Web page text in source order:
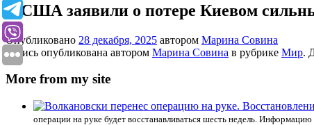
В США заявили о потере Киевом
Опубликовано 28 декабря, 2025 автором Марина Совина
Запись опубликована автором Марина Совина в рубрике Мир.
More from my site
операции на руке будет восстанавливаться шесть недель.